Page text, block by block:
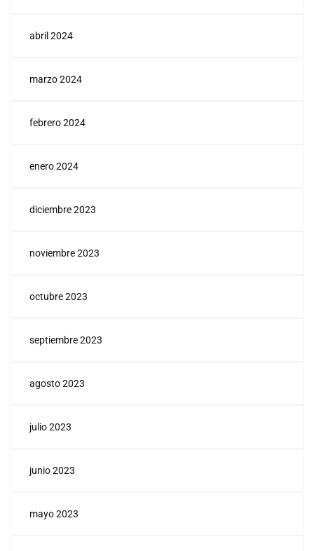
abril 2024
marzo 2024
febrero 2024
enero 2024
diciembre 2023
noviembre 2023
octubre 2023
septiembre 2023
agosto 2023
julio 2023
junio 2023
mayo 2023